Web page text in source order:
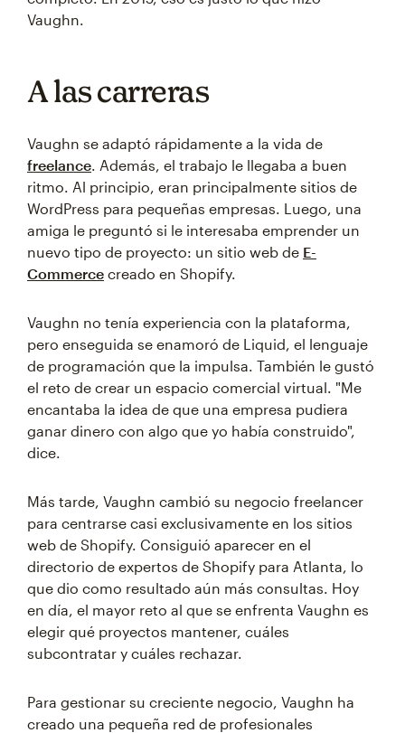
Vaughn.
A las carreras
Vaughn se adaptó rápidamente a la vida de
freelance. Además, el trabajo le llegaba a buen
ritmo. Al principio, eran principalmente sitios de
WordPress para pequeñas empresas. Luego, una
amiga le preguntó si le interesaba emprender un
nuevo tipo de proyecto: un sitio web de E-
Commerce creado en Shopify.
Vaughn no tenía experiencia con la plataforma,
pero enseguida se enamoró de Liquid, el lenguaje
de programación que la impulsa. También le gustó
el reto de crear un espacio comercial virtual. "Me
encantaba la idea de que una empresa pudiera
ganar dinero con algo que yo había construido",
dice.
Más tarde, Vaughn cambió su negocio freelancer
para centrarse casi exclusivamente en los sitios
web de Shopify. Consiguió aparecer en el
directorio de expertos de Shopify para Atlanta, lo
que dio como resultado aún más consultas. Hoy
en día, el mayor reto al que se enfrenta Vaughn es
elegir qué proyectos mantener, cuáles
subcontratar y cuáles rechazar.
Para gestionar su creciente negocio, Vaughn ha
creado una pequeña red de profesionales